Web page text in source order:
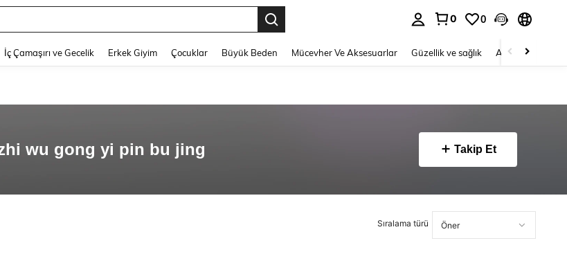
0 0
İç Çamaşırı ve Gecelik Erkek Giyim Çocuklar Büyük Beden Mücevher Ve Aksesuarlar Güzellik ve sağlık Ayakkabı
wu gong yi pin bu jing Takip Et
Sıralama türü